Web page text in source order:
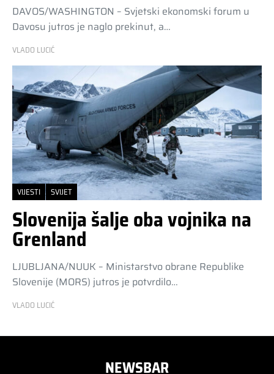
DAVOS/WASHINGTON – Svjetski ekonomski forum u
Davosu jutros je naglo prekinut, a…
VLADO LUCIĆ
VIJESTI SVIJET
Slovenija šalje oba vojnika na
Grenland
LJUBLJANA/NUUK – Ministarstvo obrane Republike
Slovenije (MORS) jutros je potvrdilo…
VLADO LUCIĆ
NEWSBAR